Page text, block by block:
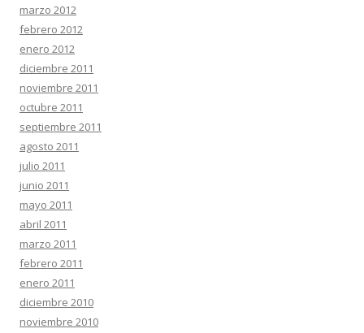
marzo 2012
febrero 2012
enero 2012
diciembre 2011
noviembre 2011
octubre 2011
septiembre 2011
agosto 2011
julio 2011
junio 2011
mayo 2011
abril 2011
marzo 2011
febrero 2011
enero 2011
diciembre 2010
noviembre 2010